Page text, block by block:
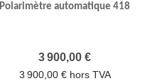
Polarimètre automatique 418
Prix
3 900,00 €
3 900,00 € hors TVA